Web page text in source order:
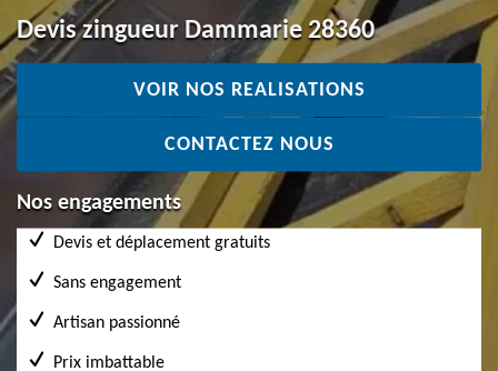
Devis zingueur Dammarie 28360
VOIR NOS REALISATIONS
CONTACTEZ NOUS
Nos engagements
Devis et déplacement gratuits
Sans engagement
Artisan passionné
Prix imbattable